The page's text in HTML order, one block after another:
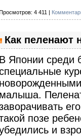
4 411 |
Как пеленают
В Японии среди
малыша.
позе
и